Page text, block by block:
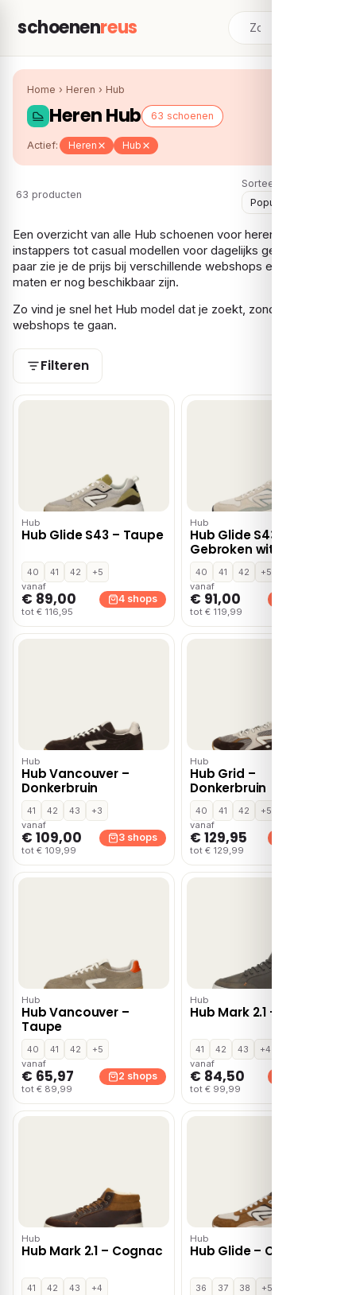
schoenenreus
Home › Heren › Hub
Heren Hub 63 schoenen
Actief: Heren Hub
63 producten
Sorteer:
Een overzicht van alle Hub schoenen voor heren, van nette
instappers tot casual modellen voor dagelijks gebruik. Per
paar zie je de prijs bij verschillende webshops en welke
maten er nog beschikbaar zijn.
Zo vind je snel het Hub model dat je zoekt, zonder langs alle
webshops te gaan.
Filteren
Hub
Hub Glide S43 – Taupe
40 41 42
+5
vanaf
€ 89,00
tot € 116,95
4 shops
Hub
Hub Glide S43 –
Gebroken wit
40 41 42
+5
vanaf
€ 91,00
tot € 119,99
Hub
Hub Vancouver –
Donkerbruin
41 42 43
+3
vanaf
€ 109,00
tot € 109,99
3 shops
Hub
Hub Grid –
Donkerbruin
40 41 42
+5
vanaf
€ 129,95
tot € 129,99
Hub
Hub Vancouver –
Taupe
40 41 42
+5
vanaf
€ 65,97
tot € 89,99
2 shops
Hub
Hub Mark 2.1 – Grijs
41 42 43
+4
vanaf
€ 84,50
tot € 99,99
Hub
Hub Mark 2.1 – Cognac
41 42 43
+4
Hub
Hub Glide – Cognac
36 37 38
+5